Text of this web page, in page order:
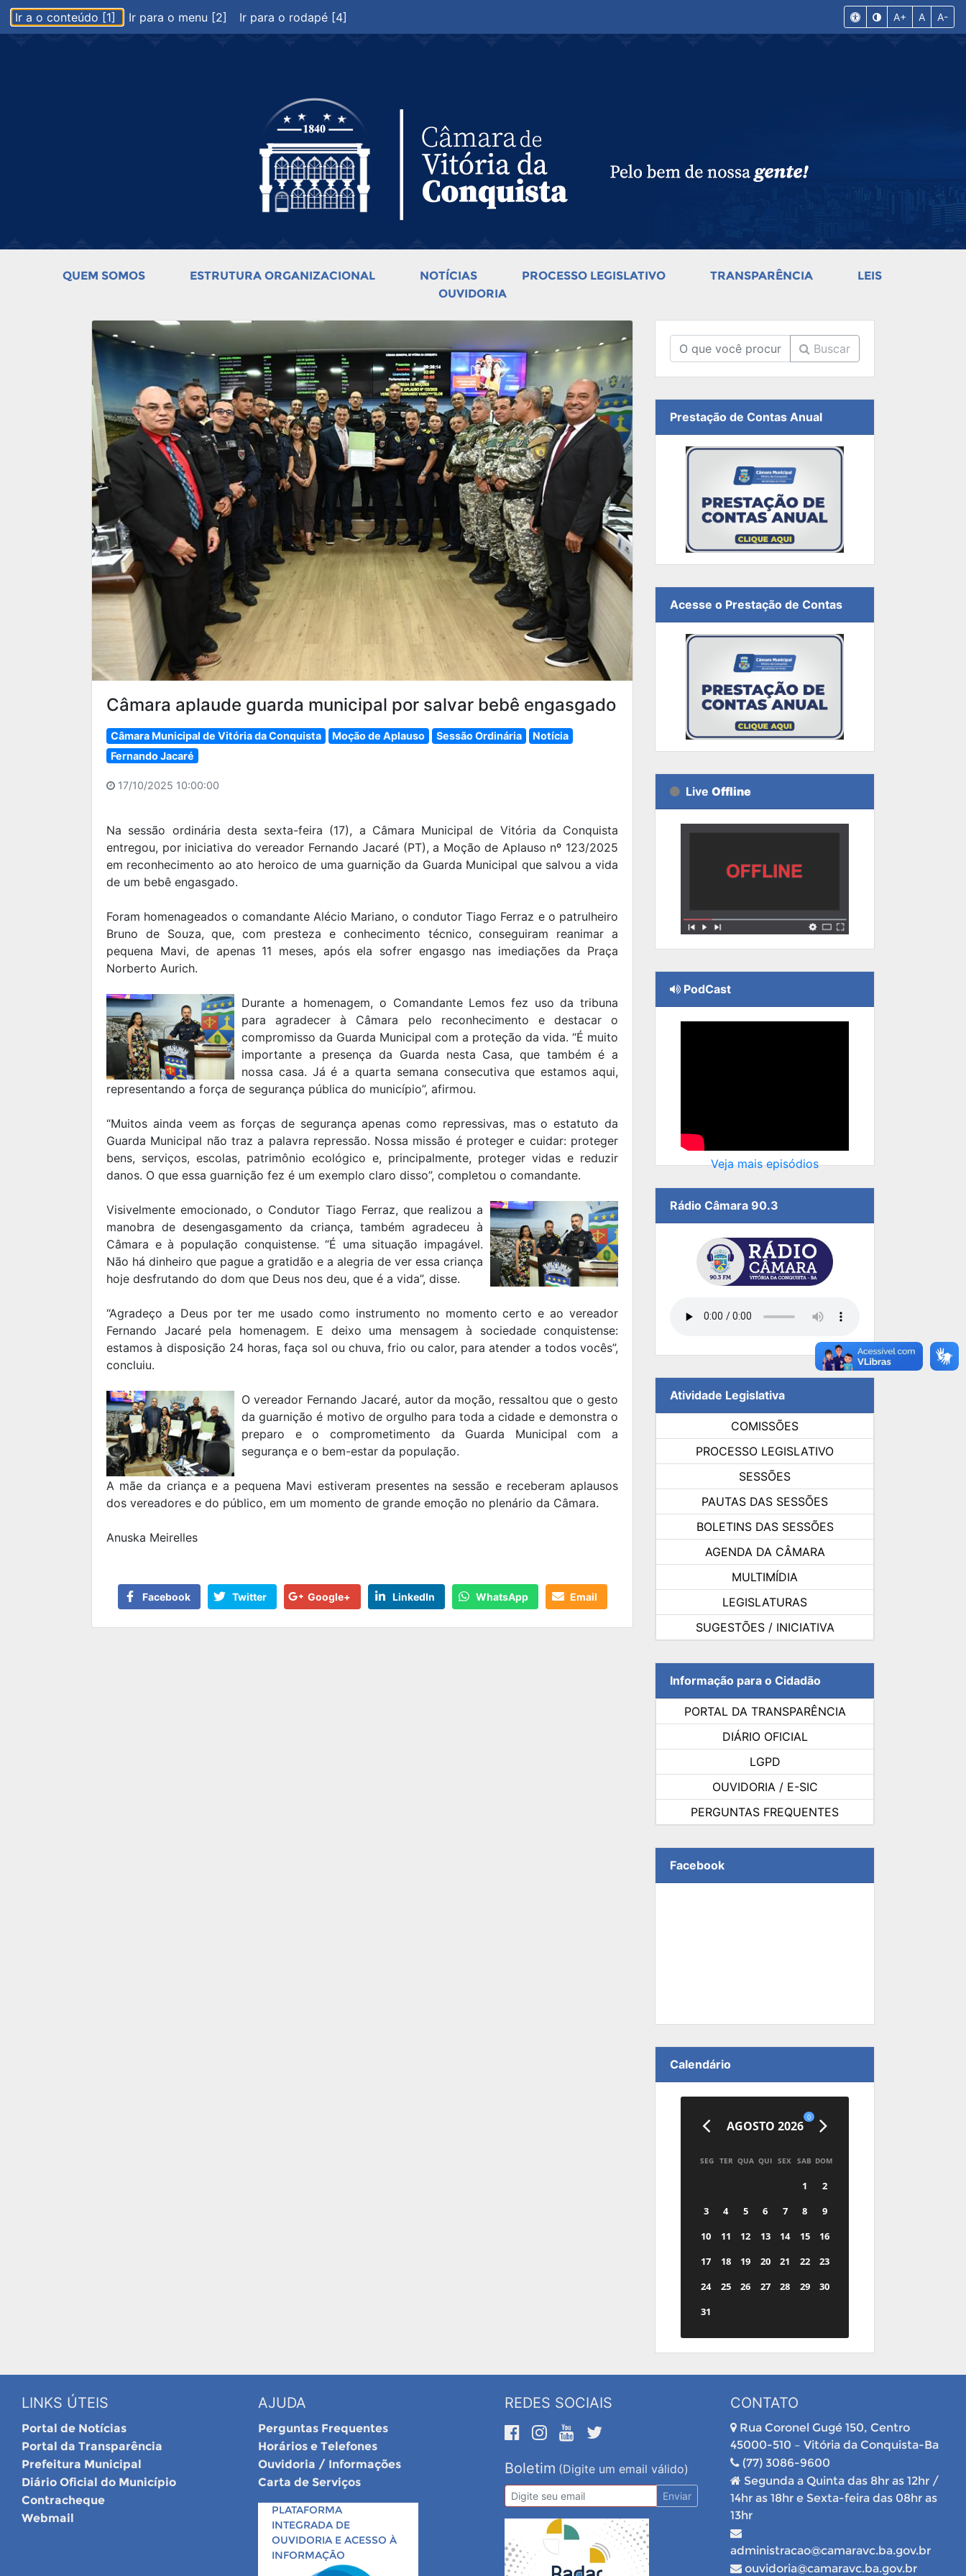
Ir a o conteúdo [1] Ir para o menu [2] Ir para o rodapé [4] A+ A A-
QUEM SOMOS ESTRUTURA ORGANIZACIONAL NOTÍCIAS PROCESSO LEGISLATIVO TRANSPARÊNCIA
LEIS
OUVIDORIA
Câmara aplaude guarda municipal por salvar bebê engasgado
Câmara Municipal de Vitória da Conquista Moção de Aplauso Sessão Ordinária
Notícia
Fernando Jacaré
17/10/2025 10:00:00
Na sessão ordinária desta sexta-feira (17), a Câmara Municipal de Vitória da Conquista
entregou, por iniciativa do vereador Fernando Jacaré (PT), a Moção de Aplauso nº 123/2025
em reconhecimento ao ato heroico de uma guarnição da Guarda Municipal que salvou a vida
de um bebê engasgado.
Foram homenageados o comandante Alécio Mariano, o condutor Tiago Ferraz e o patrulheiro
Bruno de Souza, que, com presteza e conhecimento técnico, conseguiram reanimar a
pequena Mavi, de apenas 11 meses, após ela sofrer engasgo nas imediações da Praça
Norberto Aurich.
Durante a homenagem, o Comandante Lemos fez uso da tribuna
para agradecer à Câmara pelo reconhecimento e destacar o
compromisso da Guarda Municipal com a proteção da vida. “É muito
importante a presença da Guarda nesta Casa, que também é a
nossa casa. Já é a quarta semana consecutiva que estamos aqui,
representando a força de segurança pública do município”, afirmou.
“Muitos ainda veem as forças de segurança apenas como repressivas, mas o estatuto da
Guarda Municipal não traz a palavra repressão. Nossa missão é proteger e cuidar: proteger
bens, serviços, escolas, patrimônio ecológico e, principalmente, proteger vidas e reduzir
danos. O que essa guarnição fez é um exemplo claro disso”, completou o comandante.
Visivelmente emocionado, o Condutor Tiago Ferraz, que realizou a
manobra de desengasgamento da criança, também agradeceu à
Câmara e à população conquistense. “É uma situação impagável.
Não há dinheiro que pague a gratidão e a alegria de ver essa criança
hoje desfrutando do dom que Deus nos deu, que é a vida”, disse.
“Agradeço a Deus por ter me usado como instrumento no momento certo e ao vereador
Fernando Jacaré pela homenagem. E deixo uma mensagem à sociedade conquistense:
estamos à disposição 24 horas, faça sol ou chuva, frio ou calor, para atender a todos vocês”,
concluiu.
O vereador Fernando Jacaré, autor da moção, ressaltou que o gesto
da guarnição é motivo de orgulho para toda a cidade e demonstra o
preparo e o comprometimento da Guarda Municipal com a
segurança e o bem-estar da população.
A mãe da criança e a pequena Mavi estiveram presentes na sessão e receberam aplausos
dos vereadores e do público, em um momento de grande emoção no plenário da Câmara.
Anuska Meirelles
Facebook Twitter Google+ LinkedIn WhatsApp Email
Buscar
Prestação de Contas Anual
Acesse o Prestação de Contas
Live Offline
PodCast
Veja mais episódios
Rádio Câmara 90.3
Atividade Legislativa
COMISSÕES
PROCESSO LEGISLATIVO
SESSÕES
PAUTAS DAS SESSÕES
BOLETINS DAS SESSÕES
AGENDA DA CÂMARA
MULTIMÍDIA
LEGISLATURAS
SUGESTÕES / INICIATIVA
Informação para o Cidadão
PORTAL DA TRANSPARÊNCIA
DIÁRIO OFICIAL
LGPD
OUVIDORIA / E-SIC
PERGUNTAS FREQUENTES
Facebook
Calendário
AGOSTO 2026
0
SEG TER QUA QUI SEX SAB DOM
1
2
3
4 5 6 7 8
9
10
11 12 13 14 15
16
17
18 19 20 21 22
23
24
25 26 27 28 29
30
31
LINKS ÚTEIS
Portal de Notícias
Portal da Transparência
Prefeitura Municipal
Diário Oficial do Município
Contracheque
Webmail
AJUDA
Perguntas Frequentes
Horários e Telefones
Ouvidoria / Informações
Carta de Serviços
PLATAFORMA
INTEGRADA DE
OUVIDORIA E ACESSO À
INFORMAÇÃO
REDES SOCIAIS
Boletim (Digite um email válido)
Enviar
CONTATO
Rua Coronel Gugé 150, Centro
45000-510 – Vitória da Conquista-Ba
(77) 3086-9600
Segunda a Quinta das 8hr as 12hr /
14hr as 18hr e Sexta-feira das 08hr as
13hr
administracao@camaravc.ba.gov.br
ouvidoria@camaravc.ba.gov.br